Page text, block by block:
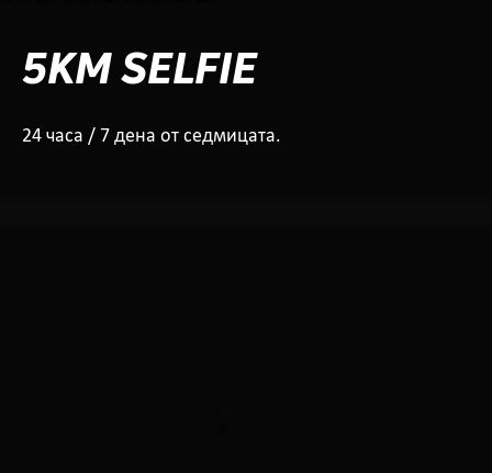
5KM SELFIE
24 часа / 7 дена от седмицата.